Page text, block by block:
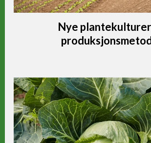
Nye